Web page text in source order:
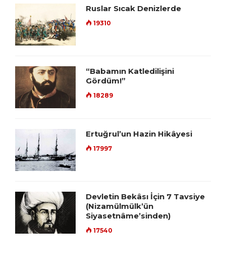
Ruslar Sıcak Denizlerde
19310
“Babamın Katledilişini
Gördüm!”
18289
Ertuğrul’un Hazin Hikâyesi
17997
Devletin Bekâsı İçin 7 Tavsiye
(Nizamülmülk’ün
Siyasetnâme’sinden)
17540